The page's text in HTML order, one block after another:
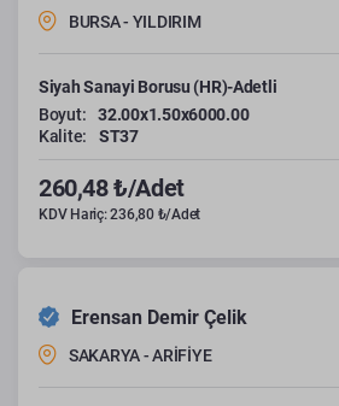
BURSA - YILDIRIM
Siyah Sanayi Borusu (HR)-Adetli
Boyut:
32.00x1.50x6000.00
Kalite:
ST37
260,48 ₺/Adet
KDV Hariç: 236,80 ₺/Adet
Erensan Demir Çelik
SAKARYA - ARİFİYE